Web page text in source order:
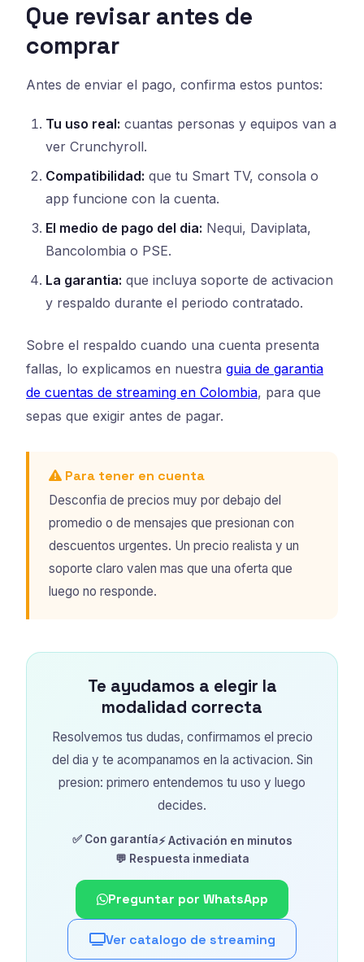
Que revisar antes de
comprar
Antes de enviar el pago, confirma estos puntos:
Tu uso real: cuantas personas y equipos van a
ver Crunchyroll.
Compatibilidad: que tu Smart TV, consola o
app funcione con la cuenta.
El medio de pago del dia: Nequi, Daviplata,
Bancolombia o PSE.
La garantia: que incluya soporte de activacion
y respaldo durante el periodo contratado.
Sobre el respaldo cuando una cuenta presenta
fallas, lo explicamos en nuestra guia de garantia
de cuentas de streaming en Colombia, para que
sepas que exigir antes de pagar.
Para tener en cuenta
Desconfia de precios muy por debajo del
promedio o de mensajes que presionan con
descuentos urgentes. Un precio realista y un
soporte claro valen mas que una oferta que
luego no responde.
Te ayudamos a elegir la
modalidad correcta
Resolvemos tus dudas, confirmamos el precio
del dia y te acompanamos en la activacion. Sin
presion: primero entendemos tu uso y luego
decides.
✅ Con garantía⚡ Activación en minutos
💬 Respuesta inmediata
Preguntar por WhatsApp
Ver catalogo de streaming